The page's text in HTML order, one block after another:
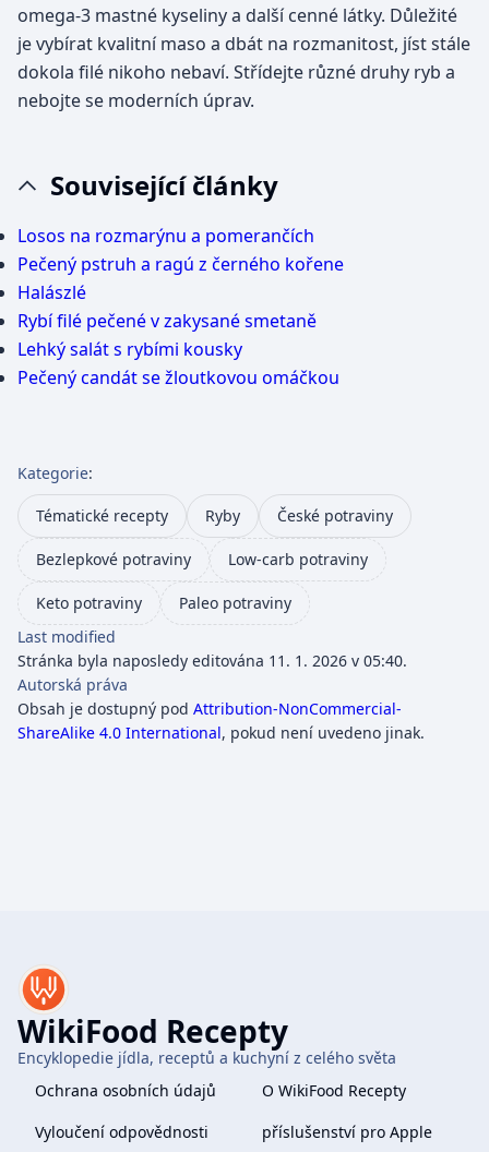
omega-3 mastné kyseliny a další cenné látky. Důležité
je vybírat kvalitní maso a dbát na rozmanitost, jíst stále
dokola filé nikoho nebaví. Střídejte různé druhy ryb a
nebojte se moderních úprav.
Související články
Losos na rozmarýnu a pomerančích
Pečený pstruh a ragú z černého kořene
Halászlé
Rybí filé pečené v zakysané smetaně
Lehký salát s rybími kousky
Pečený candát se žloutkovou omáčkou
Kategorie:
Tématické recepty Ryby České potraviny
Bezlepkové potraviny Low-carb potraviny
Keto potraviny
Paleo potraviny
Last modified
Stránka byla naposledy editována 11. 1. 2026 v 05:40.
Autorská práva
Obsah je dostupný pod Attribution-NonCommercial-
ShareAlike 4.0 International, pokud není uvedeno jinak.
WikiFood Recepty
Encyklopedie jídla, receptů a kuchyní z celého světa
Ochrana osobních údajů
O WikiFood Recepty
Vyloučení odpovědnosti
příslušenství pro Apple